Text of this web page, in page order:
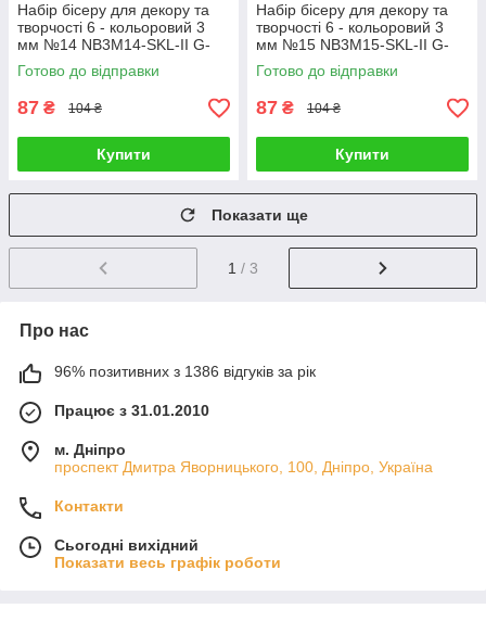
Набір бісеру для декору та
творчості 6 - кольоровий 3
мм №14 NB3M14-SKL-II G-
Rich
Готово до відправки
87 ₴ 104 ₴
Купити
Набір бісеру для декору та
творчості 6 - кольоровий 3
мм №15 NB3M15-SKL-II G-
Rich
Готово до відправки
87 ₴ 104 ₴
Купити
Показати ще
1 / 3
Про нас
96% позитивних з 1386 відгуків за рік
Працює з 31.01.2010
м. Дніпро
проспект Дмитра Яворницького, 100, Дніпро, Україна
Контакти
Сьогодні вихідний
Показати весь графік роботи